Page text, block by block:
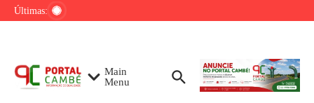
Ir para o conteúdo
Últimas:
Mega-Sena sorteia R$ 165 milhões neste
sobre redução do desmatamento na Amazônia
Main
Menu